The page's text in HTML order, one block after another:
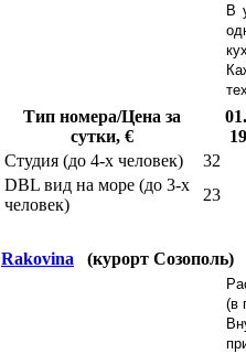
В
Тип номера/Цена за
сутки, €
Студия (до 4-х человек)
32
DBL вид на море (до 3-х
человек)
23
Rakovina (курорт Созополь)
(в